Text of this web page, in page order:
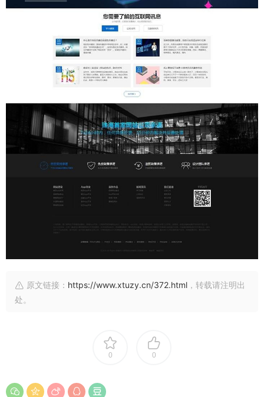
原文链接： https://www.xtuzy.cn/372.html ，转载请注明出
处。
0 0